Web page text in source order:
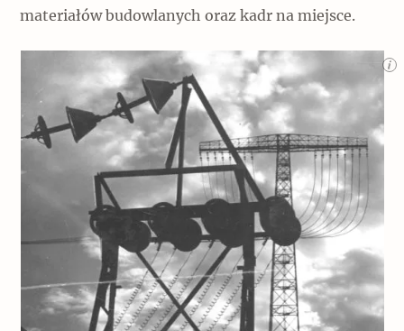
materiałów budowlanych oraz kadr na miejsce.